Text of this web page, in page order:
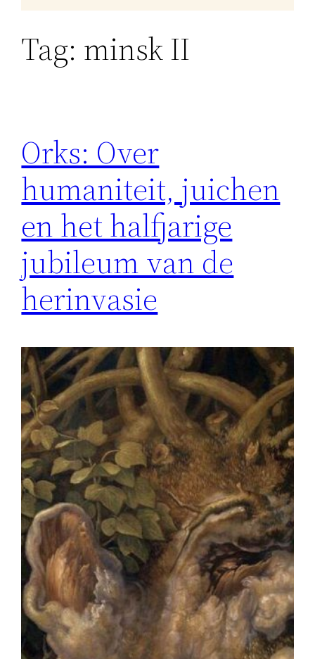
Tag: minsk II
Orks: Over
humaniteit, juichen
en het halfjarige
jubileum van de
herinvasie